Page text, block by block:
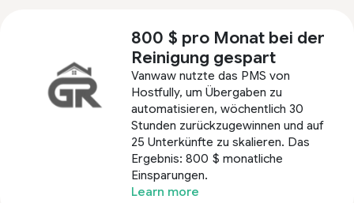
800 $ pro Monat bei der
Reinigung gespart
Vanwaw nutzte das PMS von
Hostfully, um Übergaben zu
automatisieren, wöchentlich 30
Stunden zurückzugewinnen und auf
25 Unterkünfte zu skalieren. Das
Ergebnis: 800 $ monatliche
Einsparungen.
Learn more